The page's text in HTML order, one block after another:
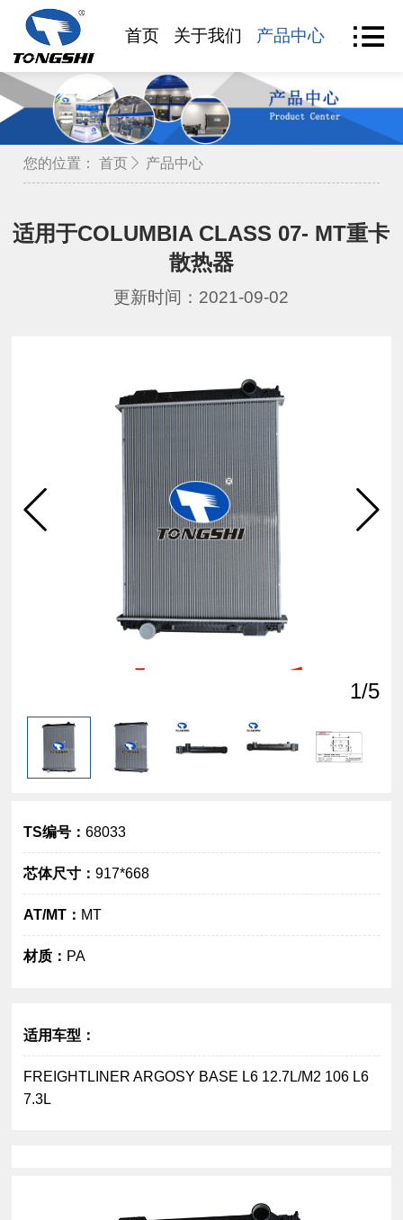
首页 关于我们 产品中心 产品查
您的位置： 首页 产品中心
适用于COLUMBIA CLASS 07- MT重卡
散热器
更新时间：2021-09-02
点击
查看
大图
1/5
TS编号：68033
芯体尺寸：917*668
AT/MT： MT
材质： PA
适用车型：
FREIGHTLINER ARGOSY BASE L6 12.7L/M2 106 L6
7.3L